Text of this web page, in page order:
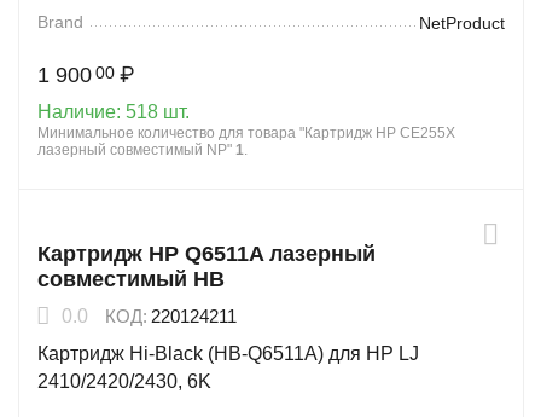
Brand
NetProduct
1 900 00 ₽
Наличие: 518 шт.
Минимальное количество для товара "Картридж HP CE255X
лазерный совместимый NP" 1.
Картридж HP Q6511A лазерный
совместимый HB
0.0 КОД: 220124211
Картридж Hi-Black (HB-Q6511A) для HP LJ
2410/2420/2430, 6K